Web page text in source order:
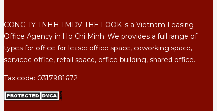
CONG TY TNHH TMDV THE LOOK is a Vietnam Leasing
Office Agency in Ho Chi Minh. We provides a full range of
types for office for lease: office space, coworking space,
serviced office, retail space, office building, shared office.
Tax code: 0317981672